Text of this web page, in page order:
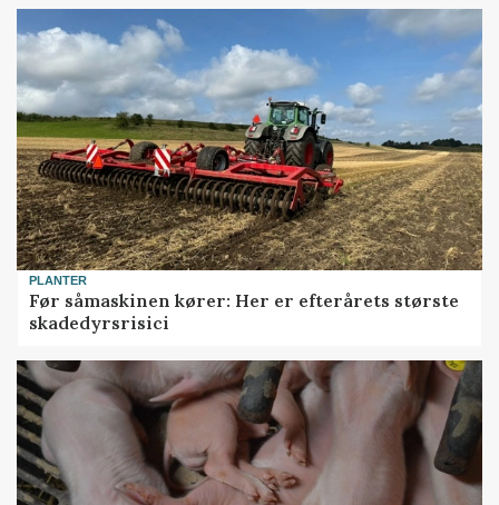
PLANTER
Før såmaskinen kører: Her er efterårets største
skadedyrsrisici